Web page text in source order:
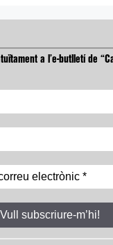
a l’e-butlletí de